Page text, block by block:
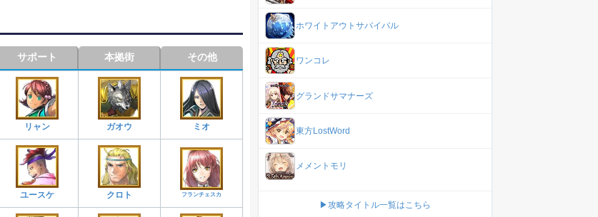
サポート 本拠街 その他
リャン ガオウ ミオ
ユースケ クロト フランチェスカ
ホワイトアウトサバイバル
ワンコレ
グランドサマナーズ
東方LostWord
メメントモリ
▶攻略タイトル一覧はこちら